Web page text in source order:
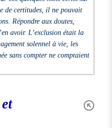
de certitudes, il ne pouvait
Répondre aux doutes,
avoir. L’exclusion était la
solennel à vie, les
sans compter ne comptaient